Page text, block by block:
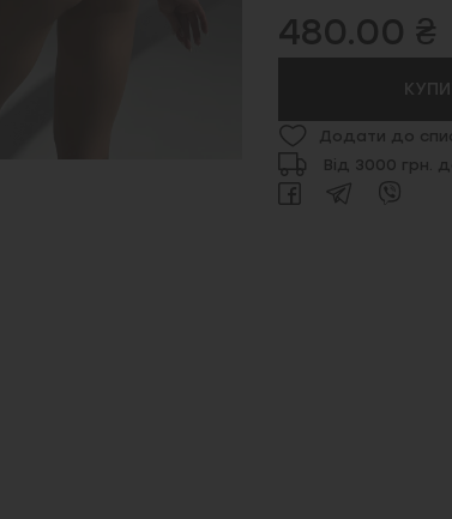
480.00 ₴
Додати до
Від 3000 грн.